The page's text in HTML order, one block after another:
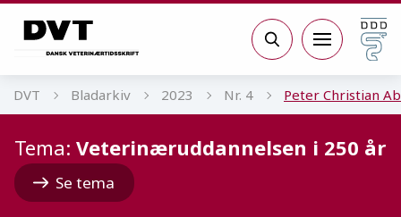
Søg
DVT Bladarkiv 2023 Nr. 4 Peter Christian
Tema: Veterinæruddannelsen i 250 år
Se tema